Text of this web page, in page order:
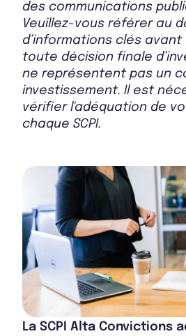
des communications
Veuillez-vous référer au
d’informations clés avant
toute décision finale
ne représentent pas un
investissement. Il est
vérifier l'adéquation de
chaque SCPI.
La SCPI Alta Convictions